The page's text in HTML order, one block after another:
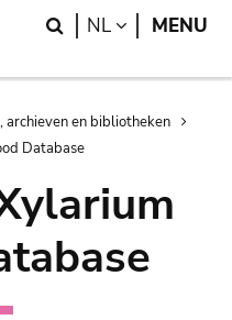
Search
NL LANGUAGE
MENU
archieven en bibliotheken
Database